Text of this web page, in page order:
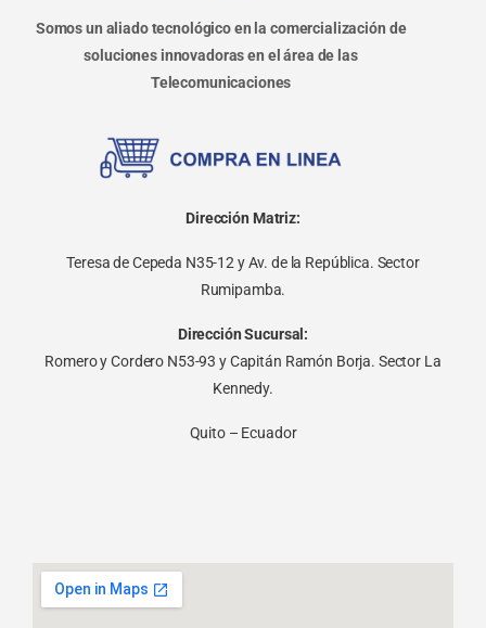
Somos un aliado tecnológico en la comercialización de
soluciones innovadoras en el área de las
Telecomunicaciones
Dirección Matriz:
Teresa de Cepeda N35-12 y Av. de la República. Sector
Rumipamba.
Dirección Sucursal:
Romero y Cordero N53-93 y Capitán Ramón Borja. Sector La
Kennedy.
Quito – Ecuador